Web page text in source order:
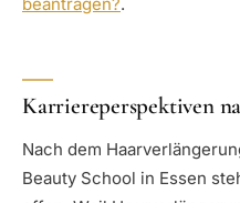
Karriereperspektiven
Nach dem
Beauty School in Essen